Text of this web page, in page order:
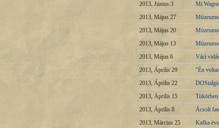
2013, Június 3
Mi
2013, Május 27
2013, Május 20
2013, Május 13
2013, Május 6
Váci
2013, Április 29
"Én
2013, Április 22
2013, Április 15
Tükörben
2013, Április 8
Ácsolt
2013, Március 25
Kafka